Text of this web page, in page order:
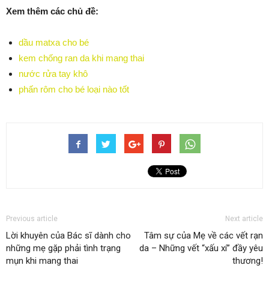
Xem thêm các chủ đề:
dầu matxa cho bé
kem chống ran da khi mang thai
nước rửa tay khô
phấn rôm cho bé loại nào tốt
Previous article
Lời khuyên của Bác sĩ dành cho
những mẹ gặp phải tình trạng
mụn khi mang thai
Next article
Tâm sự của Mẹ về các vết rạn
da – Những vết “xấu xí” đầy yêu
thương!